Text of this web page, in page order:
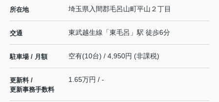
所在地 埼玉県 入間郡毛呂山町平山 ２丁目
交通 東武越生線 「東毛呂 」駅 徒歩6分
駐車場 / 月額 空有(10台) / 4,950円 (非課税)
更新料 /
更新事務手数料
1.65万円 / -